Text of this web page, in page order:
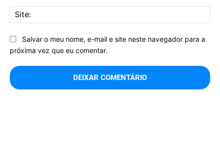
Salvar o meu nome, e-mail e site neste navegador para a
próxima vez que eu comentar.